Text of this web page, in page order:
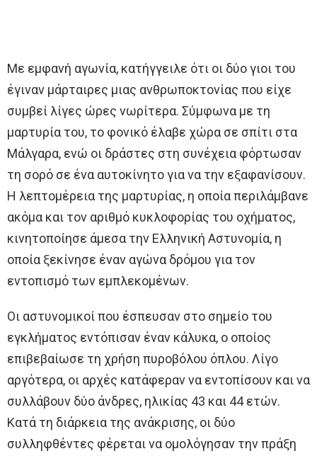
Με εμφανή αγωνία, κατήγγειλε ότι οι δύο γιοι του
έγιναν μάρταιρες μιας ανθρωποκτονίας που είχε
συμβεί λίγες ώρες νωρίτερα. Σύμφωνα με τη
μαρτυρία του, το φονικό έλαβε χώρα σε σπίτι στα
Μάλγαρα, ενώ οι δράστες στη συνέχεια φόρτωσαν
τη σορό σε ένα αυτοκίνητο για να την εξαφανίσουν.
Η λεπτομέρεια της μαρτυρίας, η οποία περιλάμβανε
ακόμα και τον αριθμό κυκλοφορίας του οχήματος,
κινητοποίησε άμεσα την Ελληνική Αστυνομία, η
οποία ξεκίνησε έναν αγώνα δρόμου για τον
εντοπισμό των εμπλεκομένων.
Οι αστυνομικοί που έσπευσαν στο σημείο του
εγκλήματος εντόπισαν έναν κάλυκα, ο οποίος
επιβεβαίωσε τη χρήση πυροβόλου όπλου. Λίγο
αργότερα, οι αρχές κατάφεραν να εντοπίσουν και να
συλλάβουν δύο άνδρες, ηλικίας 43 και 44 ετών.
Κατά τη διάρκεια της ανάκρισης, οι δύο
συλληφθέντες φέρεται να ομολόγησαν την πράξη